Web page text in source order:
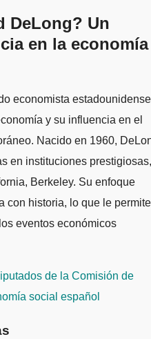
DeLong? Un
en la economía
y su influencia en el
Nacido en 1960,
en instituciones prestigiosas,
Berkeley. Su enfoque
con historia, lo que le permite
eventos económicos
de la Comisión de
social español